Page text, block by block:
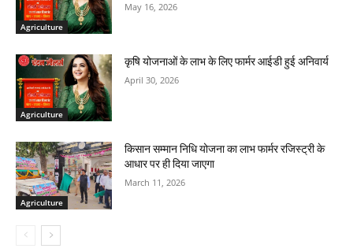
Agriculture
May 16, 2026
Agriculture
कृषि योजनाओं के लाभ के लिए फार्मर आईडी हुई अनिवार्य
April 30, 2026
Agriculture
किसान सम्मान निधि योजना का लाभ फार्मर रजिस्ट्री के
आधार पर ही दिया जाएगा
March 11, 2026